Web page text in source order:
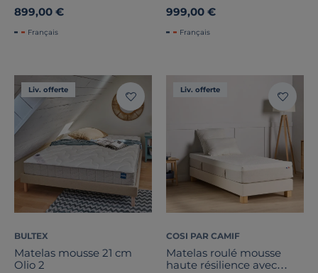
899,00 €
Français
999,00 €
Français
Liv. offerte
BULTEX
Matelas mousse 21 cm
Olio 2
Liv. offerte
COSI PAR CAMIF
Matelas roulé mousse
haute résilience avec